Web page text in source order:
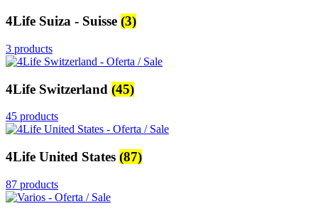
4Life Suiza - Suisse (3)
3 products
4Life Switzerland (45)
45 products
4Life United States (87)
87 products